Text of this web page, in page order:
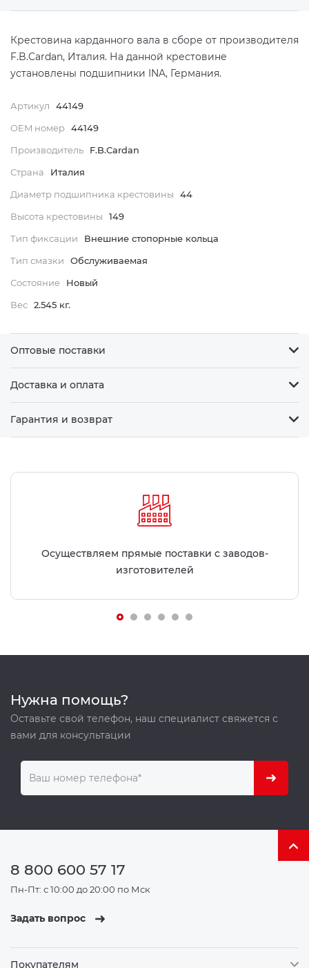
Крестовина карданного вала в сборе от производителя
F.B.Cardan, Италия. На данной крестовине
установлены подшипники INA, Германия.
Артикул
44149
OEM номер 44149
Производитель
F.B.Cardan
Страна
Италия
Диаметр подшипника крестовины
44
Высота крестовины
149
Тип фиксации
Внешние стопорные кольца
Тип смазки
Обслуживаемая
Состояние
Новый
Вес 2.545 кг.
Оптовые поставки
Доставка и оплата
Гарантия и возврат
Осуществляем прямые поставки с заводов-
изготовителей
Нужна помощь?
Оставьте свой телефон, наш специалист свяжется с
вами для консультации
8 800 600 57 17
Пн-Пт: с 10:00 до 20:00 по Мск
Задать вопрос
Покупателям